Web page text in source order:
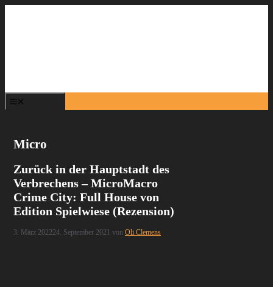
Micro
Zurück in der Hauptstadt des
Verbrechens – MicroMacro
Crime City: Full House von
Edition Spielwiese (Rezension)
3. März 202224. September 2021 vonOli Clemens